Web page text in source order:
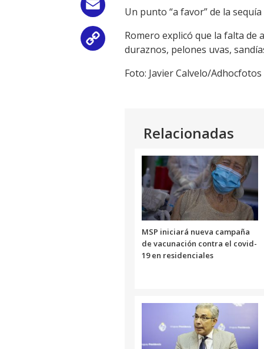
Email
Copy
Un punto “a favor” de la sequía
Romero explicó que la falta de
duraznos, pelones uvas,
Foto: Javier Calvelo/Adhocfotos
Relacionadas
MSP iniciará nueva campaña
de vacunación contra el covid-
19 en residenciales